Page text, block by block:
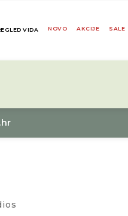
VIDA NOVO AKCIJE SALE